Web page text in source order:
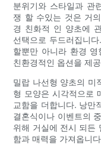
분위기와 스타일과 관
쟁 할 수있는 것은 거
경 친화적 인 양초에
선택으로 두드러집니
할뿐만 아니라 환경
친환경적인 옵션을 제
밀랍 나선형 양초의 미
형 모양은 시각적으로
교함을 더합니다. 낭만
결혼식이나 이벤트의
위해 거실에 전시 되든
함과 매력을 가져옵니